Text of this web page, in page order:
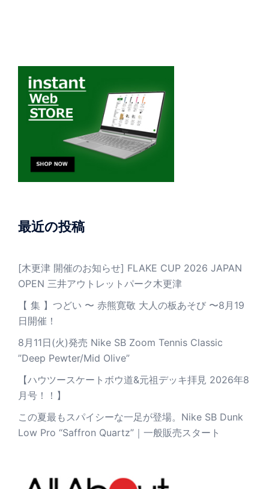
最近の投稿
[木更津 開催のお知らせ] FLAKE CUP 2026 JAPAN
OPEN 三井アウトレットパーク木更津
【 集 】つどい 〜 赤熊寛敬 大人の板あそび 〜8月19
日開催！
8月11日(火)発売 Nike SB Zoom Tennis Classic
”Deep Pewter/Mid Olive”
【ハウツースケートボウ道&元祖デッキ拝見 2026年8
月号！！】
この夏最もスパイシーな一足が登場。Nike SB Dunk
Low Pro “Saffron Quartz”｜一般販売スタート